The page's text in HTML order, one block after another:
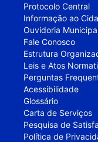
Protocolo Central
Informação ao
Ouvidoria
Fale Conosco
Estrutura
Leis e Atos
Perguntas
Acessibilidade
Glossário
Carta de Serviços
Pesquisa de
Política de